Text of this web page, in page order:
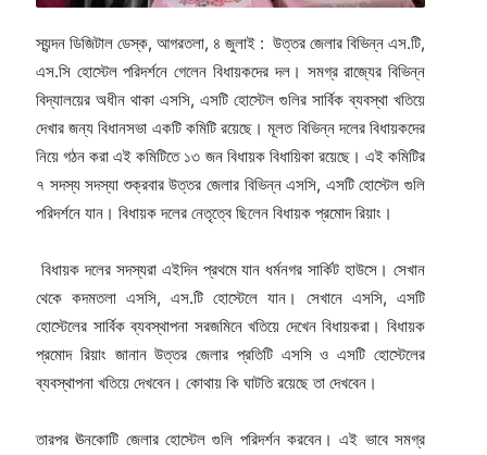
স্যন্দন ডিজিটাল ডেস্ক, আগরতলা, ৪ জুলাই : উত্তর জেলার বিভিন্ন এস.টি,
এস.সি হোস্টেল পরিদর্শনে গেলেন বিধায়কদের দল। সমগ্র রাজ্যের বিভিন্ন
বিদ্যালয়ের অধীন থাকা এসসি, এসটি হোস্টেল গুলির সার্বিক ব্যবস্থা খতিয়ে
দেখার জন্য বিধানসভা একটি কমিটি রয়েছে। মূলত বিভিন্ন দলের বিধায়কদের
নিয়ে গঠন করা এই কমিটিতে ১৩ জন বিধায়ক বিধায়িকা রয়েছে। এই কমিটির
৭ সদস্য সদস্যা শুক্রবার উত্তর জেলার বিভিন্ন এসসি, এসটি হোস্টেল গুলি
পরিদর্শনে যান। বিধায়ক দলের নেতৃত্বে ছিলেন বিধায়ক প্রমোদ রিয়াং।
বিধায়ক দলের সদস্যরা এইদিন প্রথমে যান ধর্মনগর সার্কিট হাউসে। সেখান
থেকে কদমতলা এসসি, এস.টি হোস্টেলে যান। সেখানে এসসি, এসটি
হোস্টেলের সার্বিক ব্যবস্থাপনা সরজমিনে খতিয়ে দেখেন বিধায়করা। বিধায়ক
প্রমোদ রিয়াং জানান উত্তর জেলার প্রতিটি এসসি ও এসটি হোস্টেলের
ব্যবস্থাপনা খতিয়ে দেখবেন। কোথায় কি ঘাটতি রয়েছে তা দেখবেন।
তারপর ঊনকোটি জেলার হোস্টেল গুলি পরিদর্শন করবেন। এই ভাবে সমগ্র